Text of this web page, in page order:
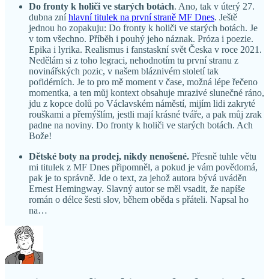
Do fronty k holiči ve starých botách. Ano, tak v úterý 27.
dubna zníhlavní titulek na první straně MF Dnes. Ještě
jednou ho zopakuju: Do fronty k holiči ve starých botách. Je
v tom všechno. Příběh i pouhý jeho náznak. Próza i poezie.
Epika i lyrika. Realismus i fanstaskní svět Česka v roce 2021.
Nedělám si z toho legraci, nehodnotím tu první stranu z
novinářských pozic, v našem bláznivém století tak
pofidérních. Je to pro mě moment v čase, možná lépe řečeno
momentka, a ten můj kontext obsahuje mrazivé slunečné ráno,
jdu z kopce dolů po Václavském náměstí, mijím lidi zakryté
rouškami a přemýšlím, jestli mají krásné tváře, a pak můj zrak
padne na noviny. Do fronty k holiči ve starých botách. Ach
Bože!
Dětské boty na prodej, nikdy nenošené. Přesně tuhle větu
mi titulek z MF Dnes připomněl, a pokud je vám povědomá,
pak je to správně. Jde o text, za jehož autora bývá uváděn
Ernest Hemingway. Slavný autor se měl vsadit, že napíše
román o délce šesti slov, během oběda s přáteli. Napsal ho
na…